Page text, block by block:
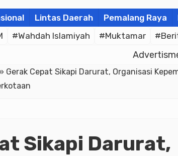
Lintas Daerah Pemalang Raya
#Wahdah Islamiyah #Muktamar
» Gerak Cepat Sikapi Darurat, Organisasi
Sikapi Darurat,